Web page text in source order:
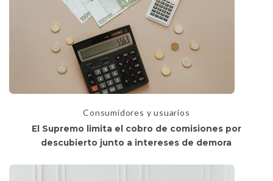
Consumidores y usuarios
El Supremo limita el cobro de comisiones por
descubierto junto a intereses de demora